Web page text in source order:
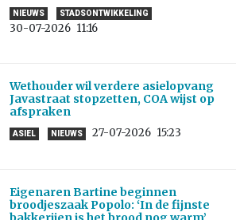
NIEUWS STADSONTWIKKELING
30-07-2026 11:16
Wethouder wil verdere asielopvang
Javastraat stopzetten, COA wijst op
afspraken
ASIEL NIEUWS 27-07-2026 15:23
Eigenaren Bartine beginnen
broodjeszaak Popolo: ‘In de fijnste